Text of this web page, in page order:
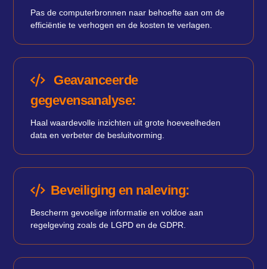
Pas de computerbronnen naar behoefte aan om de
efficiëntie te verhogen en de kosten te verlagen.
Geavanceerde
gegevensanalyse:
Haal waardevolle inzichten uit grote hoeveelheden
data en verbeter de besluitvorming.
Beveiliging en naleving:
Bescherm gevoelige informatie en voldoe aan
regelgeving zoals de LGPD en de GDPR.